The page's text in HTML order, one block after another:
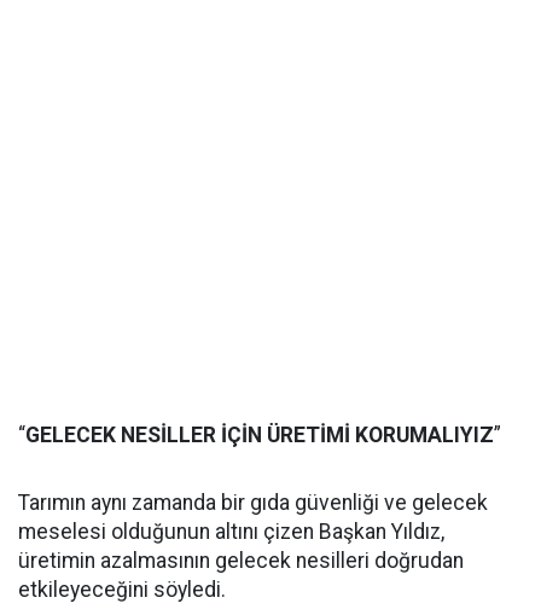
“GELECEK NESİLLER İÇİN ÜRETİMİ KORUMALIYIZ”
Tarımın aynı zamanda bir gıda güvenliği ve gelecek
meselesi olduğunun altını çizen Başkan Yıldız,
üretimin azalmasının gelecek nesilleri doğrudan
etkileyeceğini söyledi.